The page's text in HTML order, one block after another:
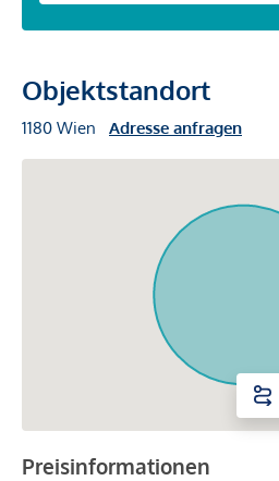
Objektstandort
1180 Wien Adresse anfragen
Preisinformationen